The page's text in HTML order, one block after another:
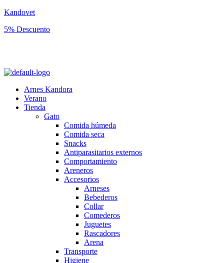
Kandovet
5% Descuento
Arnes Kandora
Verano
Tienda
Gato
Comida húmeda
Comida seca
Snacks
Antiparasitarios externos
Comportamiento
Areneros
Accesorios
Arneses
Bebederos
Collar
Comederos
Juguetes
Rascadores
Arena
Transporte
Higiene